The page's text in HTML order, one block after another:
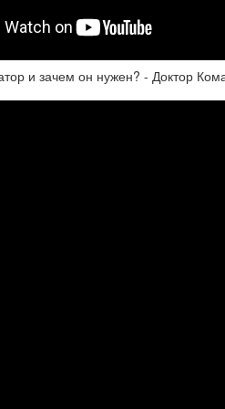
и зачем он нужен? - Доктор